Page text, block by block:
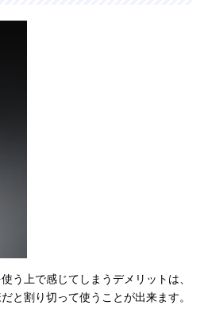
う上で感じてしまうデメリットは、
と割り切って使うことが出来ます。